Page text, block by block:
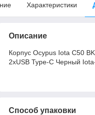
Характеристики
Описание
Корпус Ocypus Iota C50
2xUSB Type-C Черный
Способ упаковки